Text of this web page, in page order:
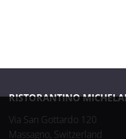
RISTORANTINO
Via San Gottardo 120
Massagno, Switzerland